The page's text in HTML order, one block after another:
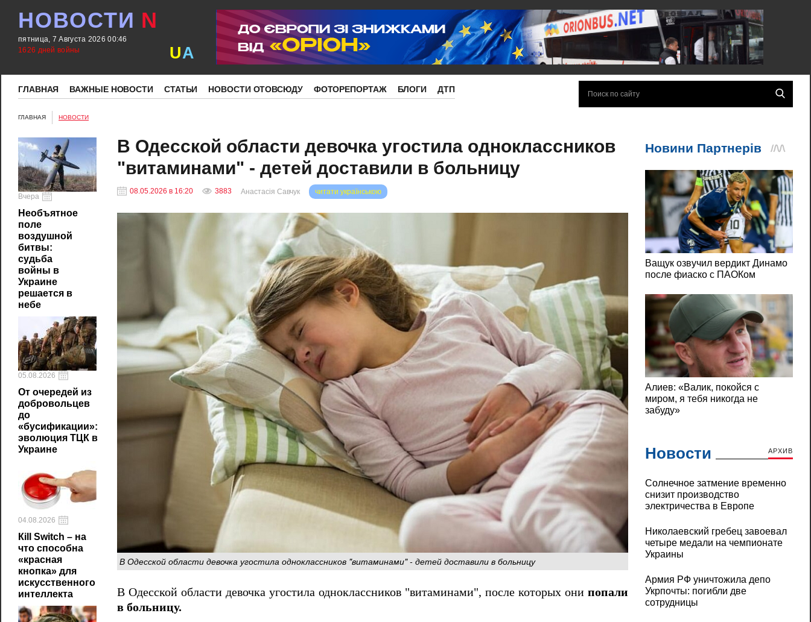
НОВОСТИ N
пятница, 7 Августа 2026 00:46
1626 дней войны
UA
ГЛАВНАЯ ВАЖНЫЕ НОВОСТИ СТАТЬИ НОВОСТИ ОТОВСЮДУ ФОТОРЕПОРТАЖ БЛОГИ ДТП
ГЛАВНАЯ НОВОСТИ
Вчера
Необъятное
поле
воздушной
битвы:
судьба
войны в
Украине
решается в
небе
05.08.2026
От очередей из
добровольцев
до
«бусификации»:
эволюция ТЦК в
Украине
04.08.2026
Кill Switch – на
что способна
«красная
кнопка» для
искусственного
интеллекта
В Одесской области девочка угостила одноклассников
"витаминами" - детей доставили в больницу
08.05.2026 в 16:20 3883 читати українською
Анастасія Савчук
В Одесской области девочка угостила одноклассников "витаминами" - детей доставили в больницу
В Одесской области девочка угостила одноклассников "витаминами", после которых они попали
в больницу.
Новости АРХИВ
Солнечное затмение временно
снизит производство
электричества в Европе
Николаевский гребец завоевал
четыре медали на чемпионате
Украины
Армия РФ уничтожила депо
Укрпочты: погибли две
сотрудницы